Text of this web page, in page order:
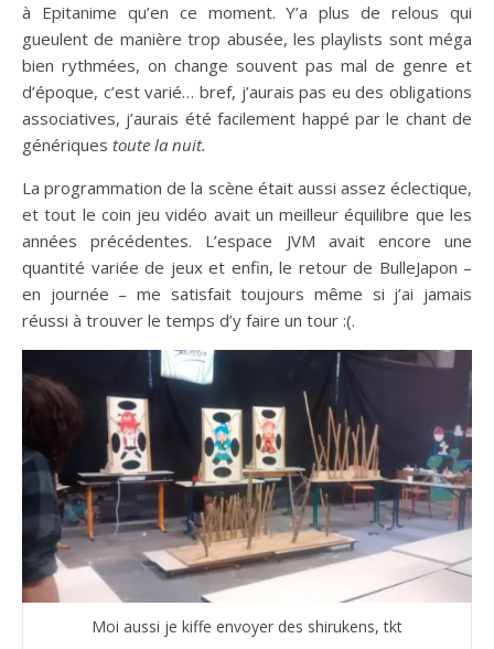
à Epitanime qu’en ce moment. Y’a plus de relous qui
gueulent de manière trop abusée, les playlists sont méga
bien rythmées, on change souvent pas mal de genre et
d’époque, c’est varié… bref, j’aurais pas eu des obligations
associatives, j’aurais été facilement happé par le chant de
génériques toute la nuit.
La programmation de la scène était aussi assez éclectique,
et tout le coin jeu vidéo avait un meilleur équilibre que les
années précédentes. L’espace JVM avait encore une
quantité variée de jeux et enfin, le retour de BulleJapon –
en journée – me satisfait toujours même si j’ai jamais
réussi à trouver le temps d’y faire un tour :(.
Moi aussi je kiffe envoyer des shirukens, tkt